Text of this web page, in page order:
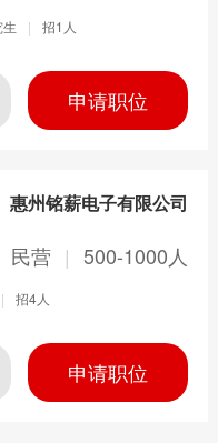
| 招1人
申请职位
惠州铭薪电子有限公司
民营 | 500-1000人
| 招4人
申请职位